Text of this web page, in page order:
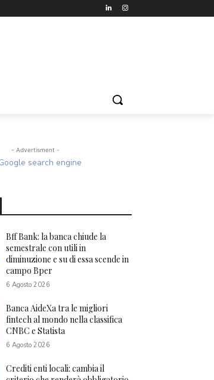
- Advertisment -
Bff Bank: la banca chiude la
semestrale con utili in
diminuzione e su di essa scende in
campo Bper
6 Agosto 2026
Banca AideXa tra le migliori
fintech al mondo nella classifica
CNBC e Statista
6 Agosto 2026
Crediti enti locali: cambia il